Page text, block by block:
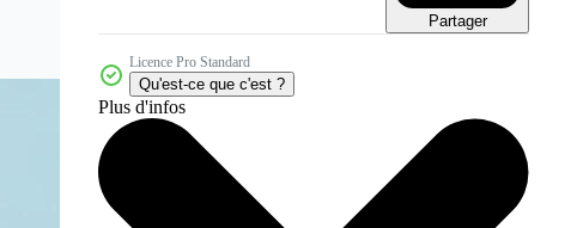
Partager
Licence Pro Standard
Qu'est-ce que c'est ?
Plus d'infos